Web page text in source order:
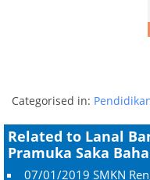
Categorised in:
Related to Lanal
Pramuka Saka
07/01/2019 SMKN